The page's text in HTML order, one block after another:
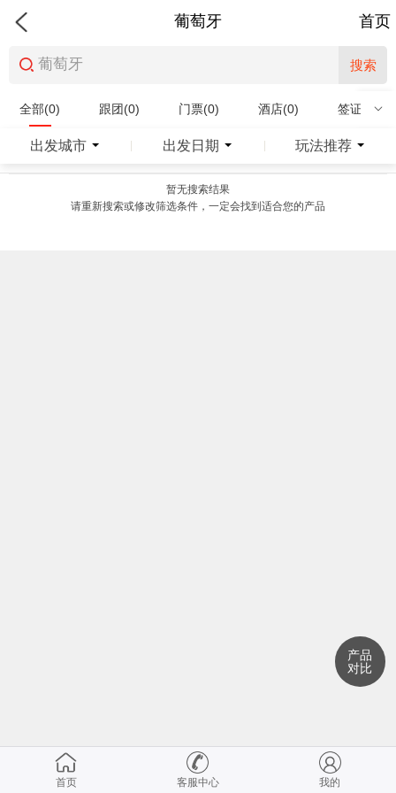
葡萄牙 首页
搜索
全部(0) 跟团(0) 门票(0) 酒店(0) 签证(0)
特产商品(0)
出发城市 出发日期 玩法推荐
暂无搜索结果
请重新搜索或修改筛选条件，一定会找到适合您的产品
产品
对比
首页 客服中心 我的